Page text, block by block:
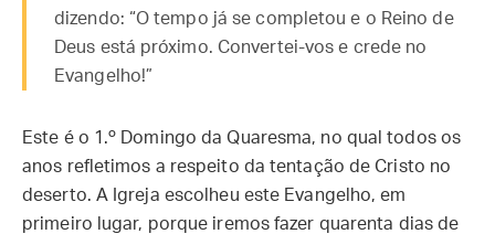
dizendo: “O tempo já se completou e o Reino de
Deus está próximo. Convertei-vos e crede no
Evangelho!”
Este é o 1.º Domingo da Quaresma, no qual todos os
anos refletimos a respeito da tentação de Cristo no
deserto. A Igreja escolheu este Evangelho, em
primeiro lugar, porque iremos fazer quarenta dias de